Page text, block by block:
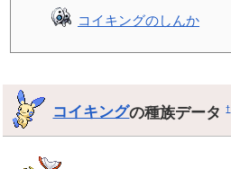
コイキングのしんか
コイキングの種族データ†